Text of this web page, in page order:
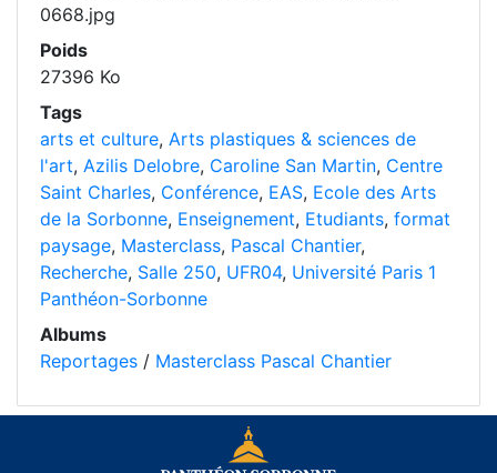
0668.jpg
Poids
27396 Ko
Tags
arts et culture, Arts plastiques & sciences de
l'art, Azilis Delobre, Caroline San Martin, Centre
Saint Charles, Conférence, EAS, Ecole des Arts
de la Sorbonne, Enseignement, Etudiants, format
paysage, Masterclass, Pascal Chantier,
Recherche, Salle 250, UFR04, Université Paris 1
Panthéon-Sorbonne
Albums
Reportages / Masterclass Pascal Chantier